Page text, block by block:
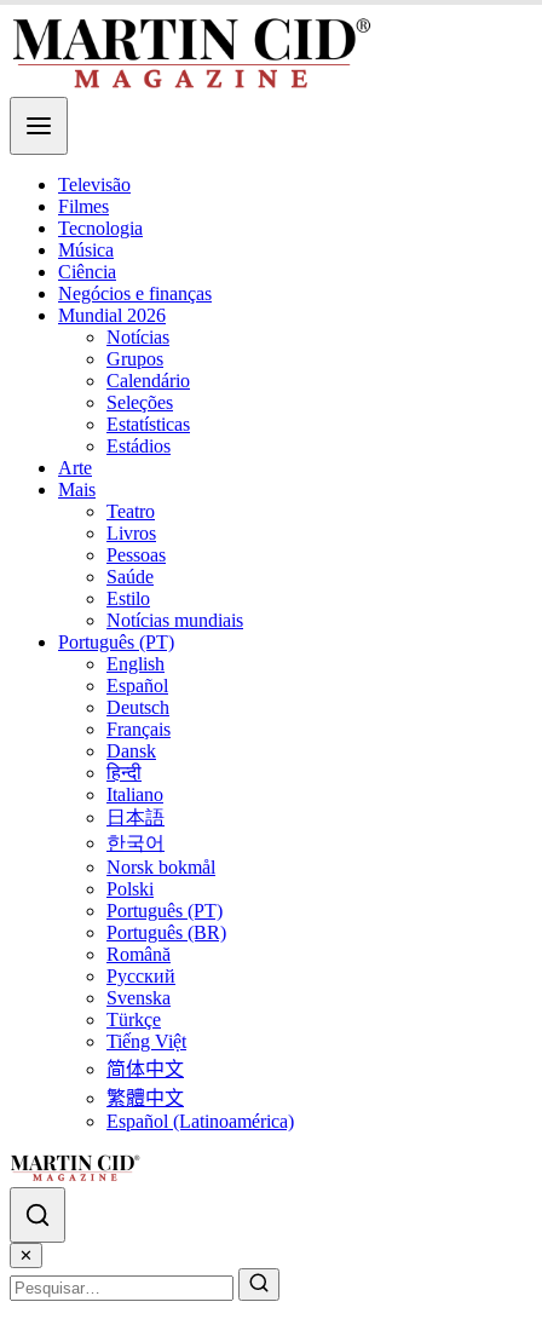
Televisão
Filmes
Tecnologia
Música
Ciência
Negócios e finanças
Mundial 2026
Notícias
Grupos
Calendário
Seleções
Estatísticas
Estádios
Arte
Mais
Teatro
Livros
Pessoas
Saúde
Estilo
Notícias mundiais
Português (PT)
English
Español
Deutsch
Français
Dansk
हिन्दी
Italiano
日本語
한국어
Norsk bokmål
Polski
Português (PT)
Português (BR)
Română
Русский
Svenska
Türkçe
Tiếng Việt
简体中文
繁體中文
Español (Latinoamérica)
✕